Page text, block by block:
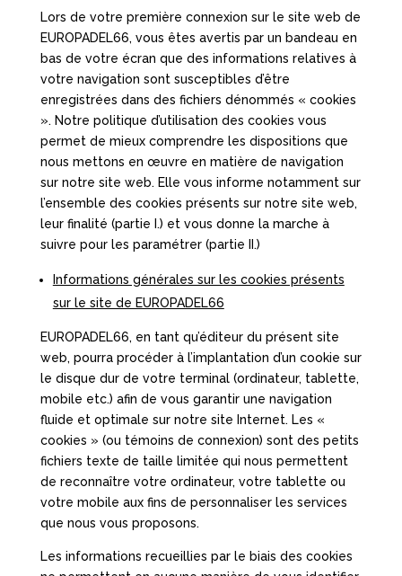
Lors de votre première connexion sur le site web de
EUROPADEL66, vous êtes avertis par un bandeau en
bas de votre écran que des informations relatives à
votre navigation sont susceptibles d’être
enregistrées dans des fichiers dénommés « cookies
». Notre politique d’utilisation des cookies vous
permet de mieux comprendre les dispositions que
nous mettons en œuvre en matière de navigation
sur notre site web. Elle vous informe notamment sur
l’ensemble des cookies présents sur notre site web,
leur finalité (partie I.) et vous donne la marche à
suivre pour les paramétrer (partie II.)
Informations générales sur les cookies présents
sur le site de EUROPADEL66
EUROPADEL66, en tant qu’éditeur du présent site
web, pourra procéder à l’implantation d’un cookie sur
le disque dur de votre terminal (ordinateur, tablette,
mobile etc.) afin de vous garantir une navigation
fluide et optimale sur notre site Internet. Les «
cookies » (ou témoins de connexion) sont des petits
fichiers texte de taille limitée qui nous permettent
de reconnaître votre ordinateur, votre tablette ou
votre mobile aux fins de personnaliser les services
que nous vous proposons.
Les informations recueillies par le biais des cookies